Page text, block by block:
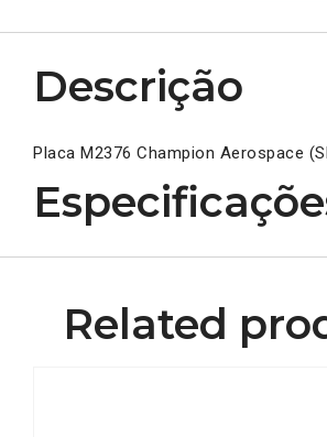
Descrição
Placa M2376 Champion Aerospace
Related